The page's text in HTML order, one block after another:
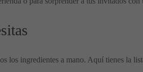
los ingredientes a mano. Aquí tienes la